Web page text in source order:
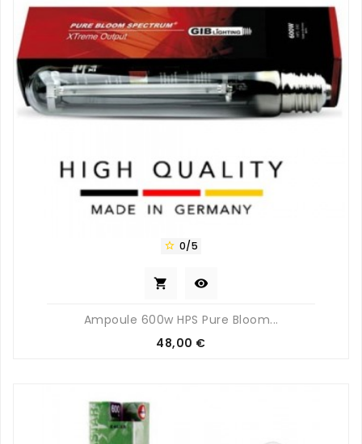
 0/5
 
Ampoule 600w HPS Pure Bloom...
Prix
48,00 €